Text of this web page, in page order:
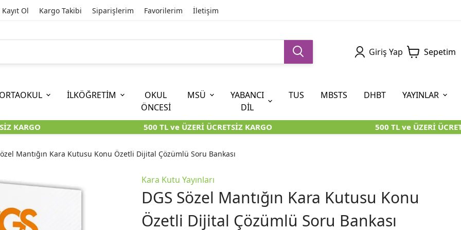
Kayıt Ol Kargo Takibi Siparişlerim Favorilerim İletişim
Giriş Yap Sepetim
11. SINIF
KARA KUTU KİTAPLARI
TYT
KARA KUTU KİTAPLARI
AYT
EĞİTİM BİLİMLERİ
KARA KUTU KİTAPLARI
LİSANS
KARA KUTU KİTAPLARI
ÖABT
ORTAOKUL
6. SINIF (İOKBS)
KARA KUTU KİTAPLARI
5. SINIF (İOKBS)
İLKÖĞRETİM
OKUL
ÖNCESİ
MSÜ
YABANCI
DİL
TUS MBSTS DHBT YAYINLAR
KARGO 500 TL ve ÜZERİ ÜCRETSİZ KARGO 500 TL ve ÜZERİ
Mantığın Kara Kutusu Konu Özetli Dijital Çözümlü Soru Bankası
Kara Kutu Yayınları
DGS Sözel Mantığın Kara Kutusu Konu
Özetli Dijital Çözümlü Soru Bankası